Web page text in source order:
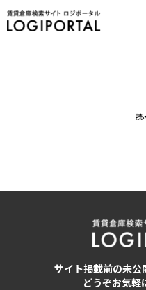
読
サイト掲載前の未公
どうぞお気軽